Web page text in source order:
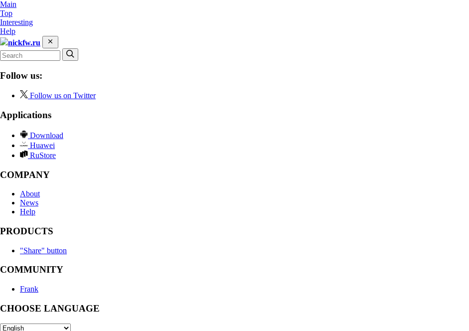
Main
Top
Interesting
Help
nickfw.ru
Follow us:
Follow us on Twitter
Applications
Download
Huawei
RuStore
COMPANY
About
News
Help
PRODUCTS
"Share" button
COMMUNITY
Frank
CHOOSE LANGUAGE